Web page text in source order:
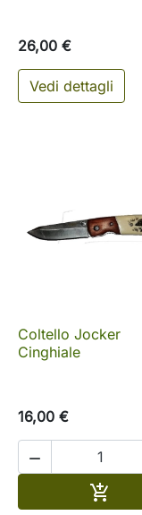
26,00 €
Vedi dettagli
Coltello Jocker
Cinghiale
16,00 €

